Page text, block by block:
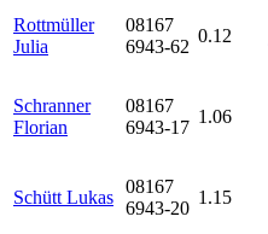
Rottmüller
Julia
08167
6943-62
0.12
Schranner
Florian
08167
6943-17
1.06
Schütt Lukas
08167
6943-20
1.15